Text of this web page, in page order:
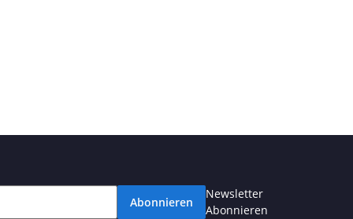
Abonnieren
Newsletter
Abonnieren